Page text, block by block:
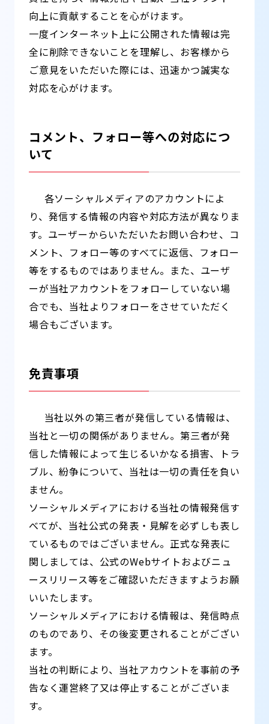
向上に貢献することを心がけます。
一度インターネット上に公開された情報は完
全に削除できないことを理解し、お客様から
ご意見をいただいた際には、迅速かつ誠実な
対応を心がけます。
コメント、フォロー等への対応につ
いて
各ソーシャルメディアのアカウントによ
り、発信する情報の内容や対応方法が異なりま
す。ユーザーからいただいたお問い合わせ、コ
メント、フォロー等のすべてに返信、フォロー
等をするものではありません。また、ユーザ
ーが当社アカウントをフォローしていない場
合でも、当社よりフォローをさせていただく
場合もございます。
免責事項
当社以外の第三者が発信している情報は、
当社と一切の関係がありません。第三者が発
信した情報によって生じるいかなる損害、トラ
ブル、紛争について、当社は一切の責任を負い
ません。
ソーシャルメディアにおける当社の情報発信す
べてが、当社公式の発表・見解を必ずしも表し
ているものではございません。正式な発表に
関しましては、公式のWebサイトおよびニュ
ースリリース等をご確認いただきますようお願
いいたします。
ソーシャルメディアにおける情報は、発信時点
のものであり、その後変更されることがござい
ます。
当社の判断により、当社アカウントを事前の予
告なく運営終了又は停止することがございま
す。